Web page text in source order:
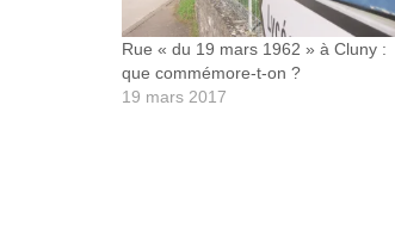
Rue « du 19 mars 1962 » à Cluny :
que commémore-t-on ?
19 mars 2017